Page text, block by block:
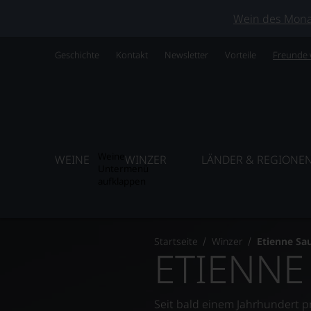
Wein des
Geschichte Kontakt Newsletter Vorteile Freunde
WEINE WINZER LÄNDER & REGIONEN
Startseite Winzer Etienne
Seit bald einem Jahrhundert